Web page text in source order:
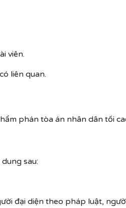
viên.
liên quan.
phán tòa án nhân dân tối
sau:
đại diện theo pháp luật,